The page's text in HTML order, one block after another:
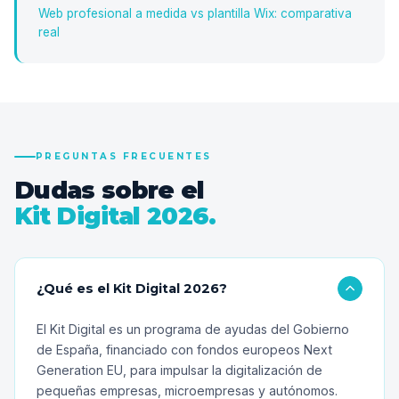
Web profesional a medida vs plantilla Wix: comparativa
real
PREGUNTAS FRECUENTES
Dudas sobre el
Kit Digital 2026.
¿Qué es el Kit Digital 2026?
El Kit Digital es un programa de ayudas del Gobierno
de España, financiado con fondos europeos Next
Generation EU, para impulsar la digitalización de
pequeñas empresas, microempresas y autónomos.